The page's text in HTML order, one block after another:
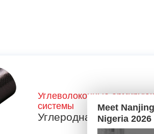
Углеволоконные
системы
Углеродная ткань
Meet
Nigeria 2026